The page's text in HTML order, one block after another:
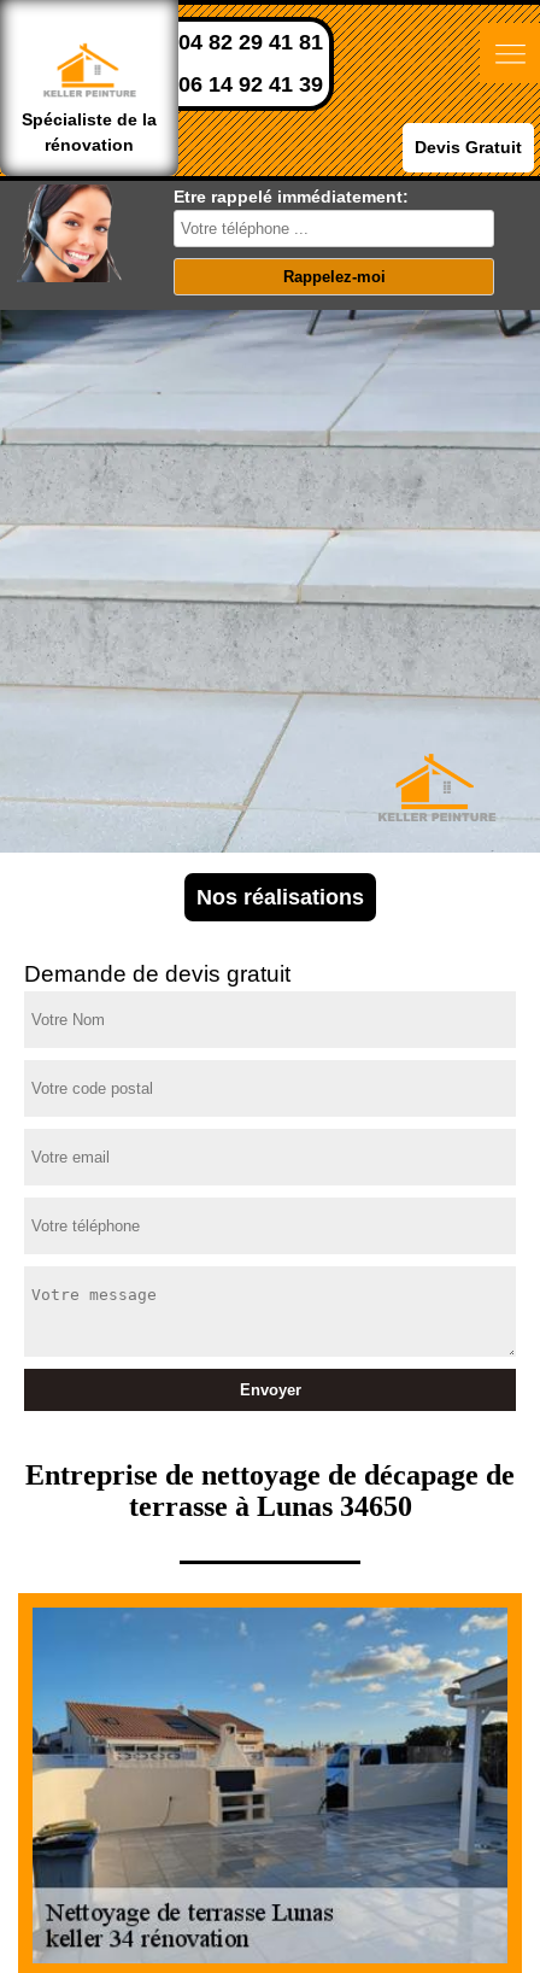
Spécialiste de la
rénovation
04 82 29 41 81
06 14 92 41 39
Devis Gratuit
Etre rappelé immédiatement:
Nos réalisations
Demande de devis gratuit
Entreprise de nettoyage de décapage de
terrasse à Lunas 34650